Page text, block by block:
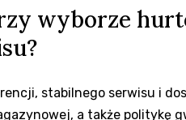
wyborze
stabilnego serwisu i
a także politykę